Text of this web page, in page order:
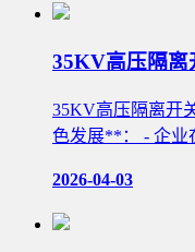
35KV高压隔离
35KV高压隔离开
色发展**： - 企业
2026-04-03